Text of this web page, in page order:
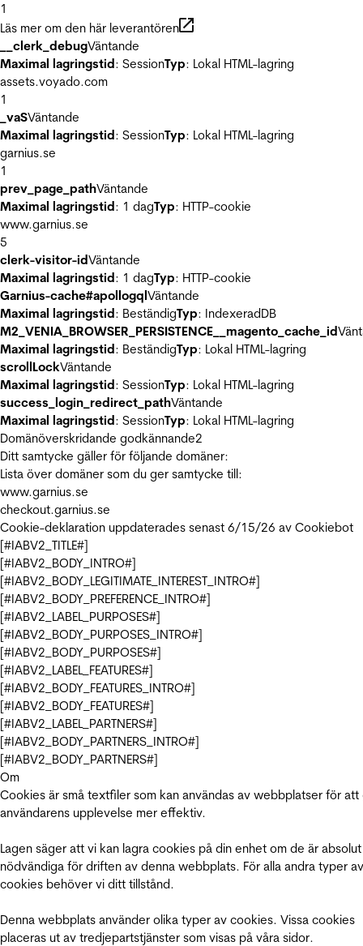
1
Läs mer om den här leverantören
__clerk_debugVäntande
Maximal lagringstid: SessionTyp: Lokal HTML-lagring
assets.voyado.com
1
_vaSVäntande
Maximal lagringstid: SessionTyp: Lokal HTML-lagring
garnius.se
1
prev_page_pathVäntande
Maximal lagringstid: 1 dagTyp: HTTP-cookie
www.garnius.se
5
clerk-visitor-idVäntande
Maximal lagringstid: 1 dagTyp: HTTP-cookie
Garnius-cache#apollogqlVäntande
Maximal lagringstid: BeständigTyp: IndexeradDB
M2_VENIA_BROWSER_PERSISTENCE__magento_cache_id
Maximal lagringstid: BeständigTyp: Lokal HTML-lagring
scrollLockVäntande
Maximal lagringstid: SessionTyp: Lokal HTML-lagring
success_login_redirect_pathVäntande
Maximal lagringstid: SessionTyp: Lokal HTML-lagring
Domänöverskridande godkännande2
Ditt samtycke gäller för följande domäner:
Lista över domäner som du ger samtycke till:
www.garnius.se
checkout.garnius.se
Cookie-deklaration uppdaterades senast 6/15/26 av Cookiebot
[#IABV2_TITLE#]
[#IABV2_BODY_INTRO#]
[#IABV2_BODY_LEGITIMATE_INTEREST_INTRO#]
[#IABV2_BODY_PREFERENCE_INTRO#]
[#IABV2_LABEL_PURPOSES#]
[#IABV2_BODY_PURPOSES_INTRO#]
[#IABV2_BODY_PURPOSES#]
[#IABV2_LABEL_FEATURES#]
[#IABV2_BODY_FEATURES_INTRO#]
[#IABV2_BODY_FEATURES#]
[#IABV2_LABEL_PARTNERS#]
[#IABV2_BODY_PARTNERS_INTRO#]
[#IABV2_BODY_PARTNERS#]
Om
Cookies är små textfiler som kan användas av webbplatser för att
användarens upplevelse mer effektiv.
Lagen säger att vi kan lagra cookies på din enhet om de är absolut
nödvändiga för driften av denna webbplats. För alla andra typer av
cookies behöver vi ditt tillstånd.
Denna webbplats använder olika typer av cookies. Vissa cookies
placeras ut av tredjepartstjänster som visas på våra sidor.